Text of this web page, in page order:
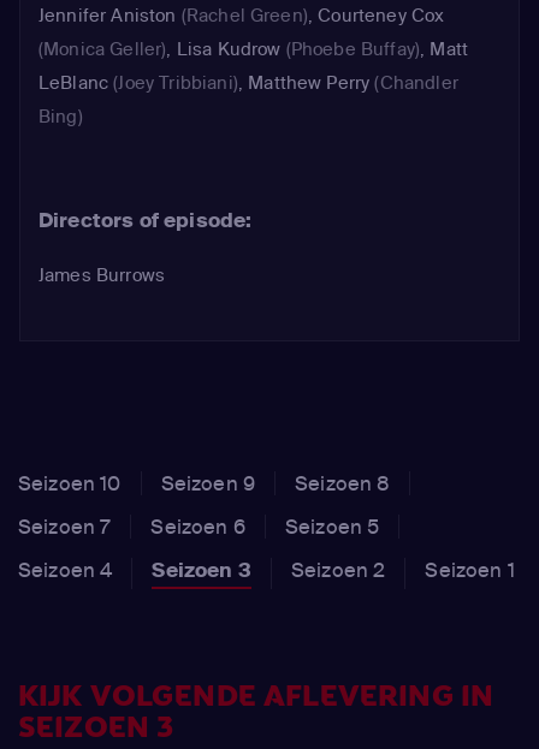
Rachel na de ruzie Mark ontmoet...
Jennifer Aniston (Rachel Green),Courteney Cox
(Monica Geller), Lisa Kudrow (Phoebe Buffay), Matt
LeBlanc (Joey Tribbiani), Matthew Perry (Chandler
Bing)
Directors of episode:
James Burrows
Seizoen 10 Seizoen 9
Seizoen 8
Seizoen 7
Seizoen 6
Seizoen 5
Seizoen 4
Seizoen 3 Seizoen 2 Seizoen 1
KIJK VOLGENDE AFLEVERING IN
SEIZOEN 3